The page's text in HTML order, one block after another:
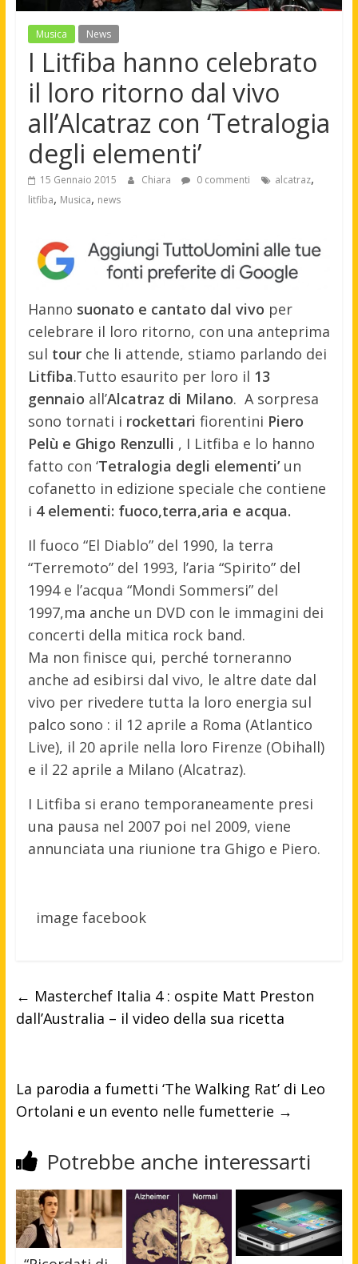
Musica News
I Litfiba hanno celebrato
il loro ritorno dal vivo
all’Alcatraz con ‘Tetralogia
degli elementi’
15 Gennaio 2015 Chiara 0 commenti alcatraz,
litfiba, Musica, news
Hanno suonato e cantato dal vivo per
celebrare il loro ritorno, con una anteprima
sul tourche li attende, stiamo parlando dei
Litfiba.Tutto esaurito per loro il 13
gennaio all’Alcatraz di Milano. A sorpresa
sono tornati i rockettari fiorentini Piero
Pelù e Ghigo Renzulli , I Litfiba e lo hanno
fatto con ‘Tetralogia degli elementi’un
cofanetto in edizione speciale che contiene
i 4 elementi: fuoco,terra,aria e acqua.
Il fuoco “El Diablo” del 1990, la terra
“Terremoto” del 1993, l’aria “Spirito” del
1994 e l’acqua “Mondi Sommersi” del
1997,ma anche un DVD con le immagini dei
concerti della mitica rock band.
Ma non finisce qui, perché torneranno
anche ad esibirsi dal vivo, le altre date dal
vivo per rivedere tutta la loro energia sul
palco sono : il 12 aprile a Roma (Atlantico
Live), il 20 aprile nella loro Firenze (Obihall)
e il 22 aprile a Milano (Alcatraz).
I Litfiba si erano temporaneamente presi
una pausa nel 2007 poi nel 2009, viene
annunciata una riunione tra Ghigo e Piero.
image facebook
← Masterchef Italia 4 : ospite Matt Preston
dall’Australia – il video della sua ricetta
La parodia a fumetti ‘The Walking Rat’ di Leo
Ortolani e un evento nelle fumetterie →
Potrebbe anche interessarti